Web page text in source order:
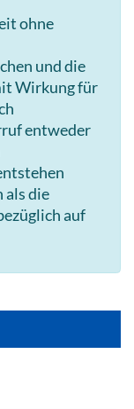
ohne
und die
Wirkung für
entweder
als die
auf